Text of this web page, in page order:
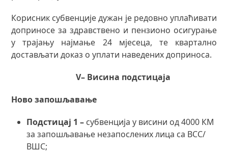
Корисник субвенције дужан је редовно уплаћивати
доприносе за здравствено и пензионо осигурање
у трајању најмање 24 мјесеца, те квартално
достављати доказ о уплати наведених доприноса.
V– Висина подстицаја
Ново запошљавање
Подстицај 1 – субвенција у висини од 4000 КМ
за запошљавање незапослених лица са ВСС/
ВШС;